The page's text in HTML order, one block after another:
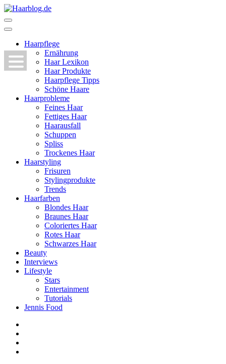
Zum
Inhalt
springen
drücken)Haarpflege
Ernährung
Haar Lexikon
Haar Produkte
Haarpflege Tipps
Schöne Haare
Haarprobleme
Feines Haar
Fettiges Haar
Haarausfall
Schuppen
Spliss
Trockenes Haar
Haarstyling
Frisuren
Stylingprodukte
Trends
Haarfarben
Blondes Haar
Braunes Haar
Coloriertes Haar
Rotes Haar
Schwarzes Haar
Beauty
Interviews
Lifestyle
Stars
Entertainment
Tutorials
Jennis Food